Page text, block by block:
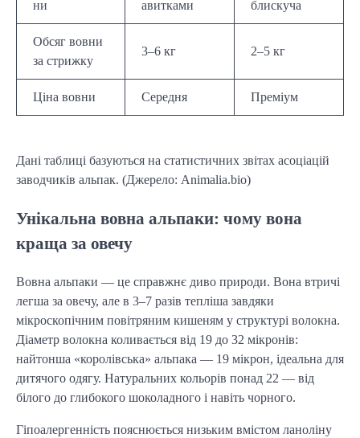
ни авитками блискуча
Обсяг вовни
за стрижку
3–6 кг 2–5 кг
Ціна вовни Середня Преміум
Дані таблиці базуються на статистичних звітах асоціацій
заводчиків альпак. (Джерело: Animalia.bio)
Унікальна вовна альпаки: чому вона
краща за овечу
Вовна альпаки — це справжнє диво природи. Вона втричі
легша за овечу, але в 3–7 разів тепліша завдяки
мікроскопічним повітряним кишеням у структурі волокна.
Діаметр волокна коливається від 19 до 32 мікронів:
найтонша «королівська» альпака — 19 мікрон, ідеальна для
дитячого одягу. Натуральних кольорів понад 22 — від
білого до глибокого шоколадного і навіть чорного.
Гіпоалергенність пояснюється низьким вмістом ланоліну